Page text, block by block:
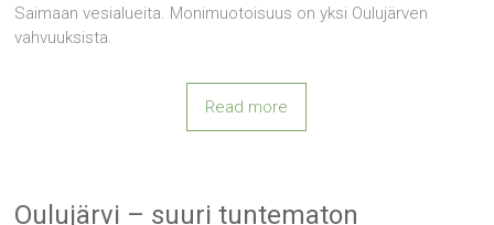
Saimaan vesialueita. Monimuotoisuus on yksi Oulujärven
vahvuuksista.
Read more
Oulujärvi – suuri tuntematon